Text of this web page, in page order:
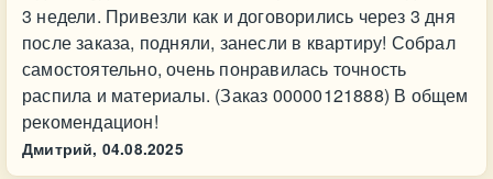
3 недели. Привезли как и договорились через 3 дня
после заказа, подняли, занесли в квартиру! Собрал
самостоятельно, очень понравилась точность
распила и материалы. (Заказ 00000121888) В общем
рекомендацион!
Дмитрий, 04.08.2025